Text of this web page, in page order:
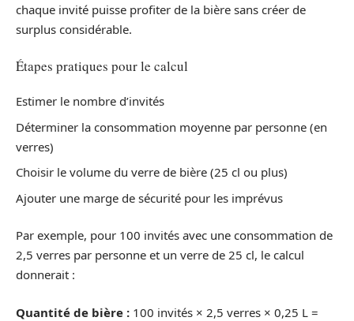
chaque invité puisse profiter de la bière sans créer de
surplus considérable.
Étapes pratiques pour le calcul
Estimer le nombre d’invités
Déterminer la consommation moyenne par personne (en
verres)
Choisir le volume du verre de bière (25 cl ou plus)
Ajouter une marge de sécurité pour les imprévus
Par exemple, pour 100 invités avec une consommation de
2,5 verres par personne et un verre de 25 cl, le calcul
donnerait :
Quantité de bière : 100 invités × 2,5 verres × 0,25 L =